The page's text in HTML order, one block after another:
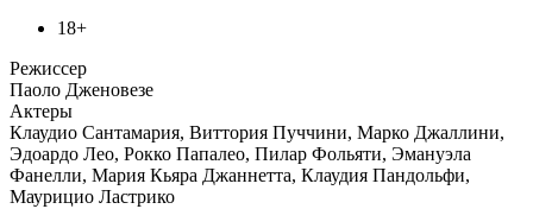
18+
Режиссер
Паоло Дженовезе
Актеры
Клаудио Сантамария, Виттория Пуччини, Марко Джаллини,
Эдоардо Лео, Рокко Папалео, Пилар Фольяти, Эмануэла
Фанелли, Мария Кьяра Джаннетта, Клаудия Пандольфи,
Маурицио Ластрико